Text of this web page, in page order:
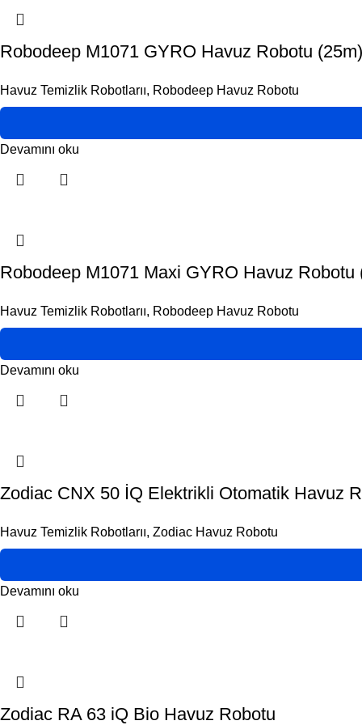
Robodeep M1071 GYRO Havuz Robotu (25m)
Havuz Temizlik Robotlarıı, Robodeep Havuz Robotu
Devamını oku
Robodeep M1071 Maxi GYRO Havuz Robotu
Havuz Temizlik Robotlarıı, Robodeep Havuz Robotu
Devamını oku
Zodiac CNX 50 İQ Elektrikli Otomatik Havuz
Havuz Temizlik Robotlarıı, Zodiac Havuz Robotu
Devamını oku
Zodiac RA 63 iQ Bio Havuz Robotu